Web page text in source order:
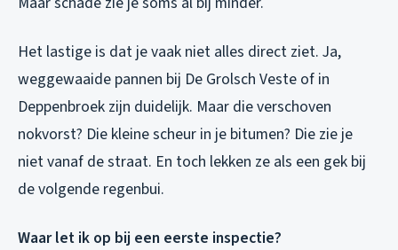
Het lastige is dat je vaak niet alles direct ziet. Ja,
weggewaaide pannen bij De Grolsch Veste of in
Deppenbroek zijn duidelijk. Maar die verschoven
nokvorst? Die kleine scheur in je bitumen? Die zie je
niet vanaf de straat. En toch lekken ze als een gek bij
de volgende regenbui.
Waar let ik op bij een eerste inspectie?